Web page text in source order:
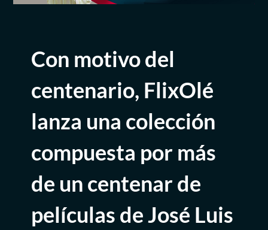
Con motivo del
centenario, FlixOlé
lanza una colección
compuesta por más
de un centenar de
películas de José Luis